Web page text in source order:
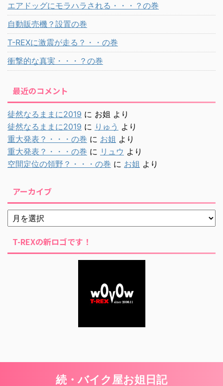
エアドッグにモラハラされる・・・？の巻
自動販売機？設置の巻
T-REXに激震が走る？・・の巻
衝撃的な真実・・・？の巻
最近のコメント
徒然なるままに2019 に お姐 より
徒然なるままに2019 に りゅう より
重大発表？・・・の巻 に お姐 より
重大発表？・・・の巻 に リュウ より
空間定位の領野？・・・の巻 に お姐 より
アーカイブ
T-REXの新ロゴです！
続・バイク屋お姐日記